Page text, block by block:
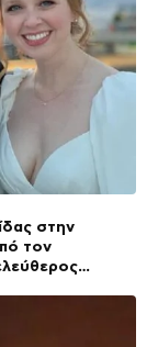
στην
τον